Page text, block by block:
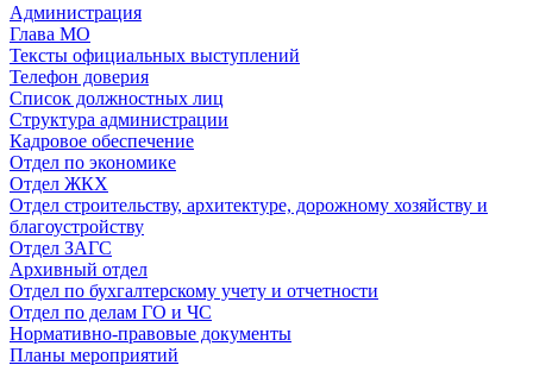
Администрация
Глава МО
Тексты официальных выступлений
Телефон доверия
Список должностных лиц
Структура администрации
Кадровое обеспечение
Отдел по экономике
Отдел ЖКХ
Отдел строительству, архитектуре, дорожному хозяйству и
благоустройству
Отдел ЗАГС
Архивный отдел
Отдел по бухгалтерскому учету и отчетности
Отдел по делам ГО и ЧС
Нормативно-правовые документы
Планы мероприятий